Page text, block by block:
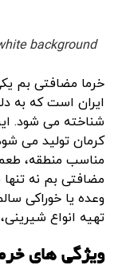
background.
خرما مضافتی بم
ایران است که به
شناخته می شود.
کرمان تولید می
مناسب منطقه،
مضافتی بم نه
وعده یا خوراکی
تهیه انواع
ویژگی های